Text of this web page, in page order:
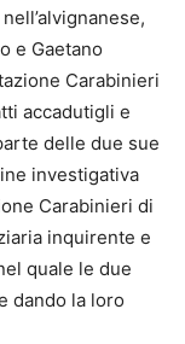
e Gaetano
Carabinieri
accadutigli e
delle due sue
investigativa
Carabinieri di
inquirente e
quale le due
dando la loro